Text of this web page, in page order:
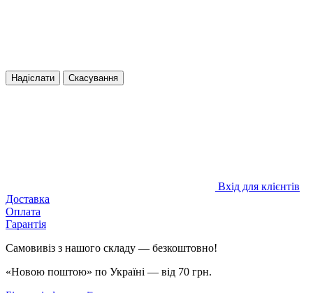
Надіслати Скасування
Вхід для клієнтів
Доставка
Оплата
Гарантія
Самовивіз з нашого складу — безкоштовно!
«Новою поштою» по Україні — від 70 грн.